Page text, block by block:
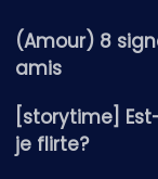
(Amour) 8
amis
[storytime]
je flirte?